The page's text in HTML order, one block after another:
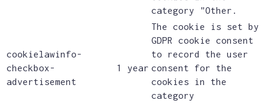
category "Other.
cookielawinfo-
checkbox-
advertisement
1 year
The cookie is set by
GDPR cookie consent
to record the user
consent for the
cookies in the
category